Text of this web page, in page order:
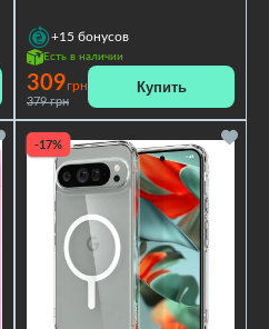
+15 бонусов
Есть в наличии
309грн
379 грн
Купить
-17%